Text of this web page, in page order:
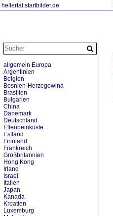
hellertal.startbilder.de
allgemein Europa
Argentinien
Belgien
Bosnien-Herzegowina
Brasilien
Bulgarien
China
Dänemark
Deutschland
Elfenbeinküste
Estland
Finnland
Frankreich
Großbritannien
Hong Kong
Irland
Israel
Italien
Japan
Kanada
Kroatien
Luxemburg